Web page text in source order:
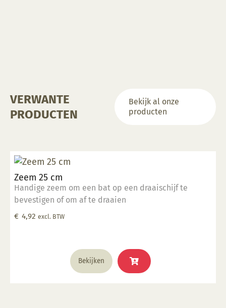
VERWANTE
PRODUCTEN
Bekijk al onze
producten
Zeem 25 cm
Handige zeem om een bat op een draaischijf te
bevestigen of om af te draaien
€ 4,92 excl. BTW
Bekijken